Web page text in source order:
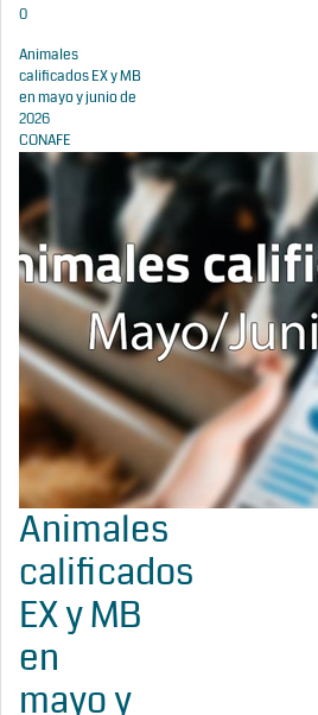
0
Animales
calificados EX y MB
en mayo y junio de
2026
CONAFE
Animales
calificados
EX y MB
en
mayo y